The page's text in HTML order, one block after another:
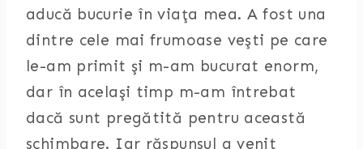
aducă bucurie în viaţa mea. A fost una
dintre cele mai frumoase veşti pe care
le-am primit şi m-am bucurat enorm,
dar în acelaşi timp m-am întrebat
dacă sunt pregătită pentru această
schimbare. Iar răspunsul a venit